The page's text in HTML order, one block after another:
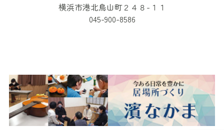
横浜市港北鳥山町２４８-１１
045-900-8586